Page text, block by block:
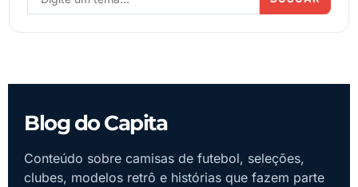
Blog do Capita
Conteúdo sobre camisas de futebol, seleções,
clubes, modelos retrô e histórias que fazem parte